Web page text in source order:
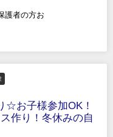
護者の方お
☆お子様参加OK！
作り！冬休みの自